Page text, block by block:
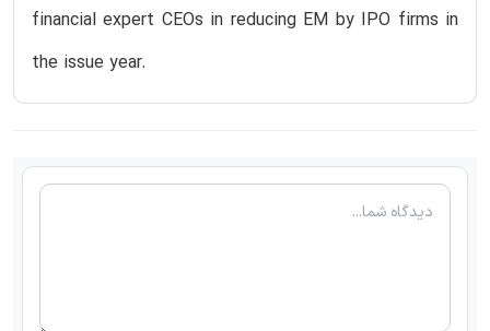
financial expert CEOs in reducing EM by IPO firms in
the issue year.